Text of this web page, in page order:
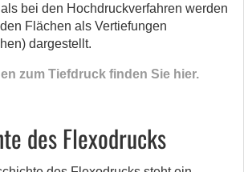
bei den Hochdruckverfahren werden
Flächen als Vertiefungen
dargestellt.
zum Tiefdruck finden Sie hier.
des Flexodrucks